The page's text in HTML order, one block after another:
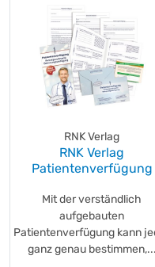
Post-it® (+54)
Post-it® (+6)
Print Inform(+1)
Rauch(+1)
Recyconomic®(+1)
(+1)
Rey (+1)
share(+16)
SIGEL (+93)
Soennecken (+23)
RNK Verlag
RNK Verlag
Patientenverfügung
Mit der verständlich
aufgebauten
Patientenverfügung kann
ganz genau bestimmen,...